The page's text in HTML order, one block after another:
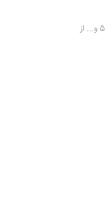
1-به عنوان مثال، base oil های گروه 2 و 3 کلیه گرید ها شامل 150 و 500 و... از